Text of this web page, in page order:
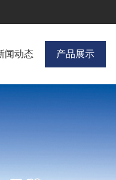
闻动态 产品展示